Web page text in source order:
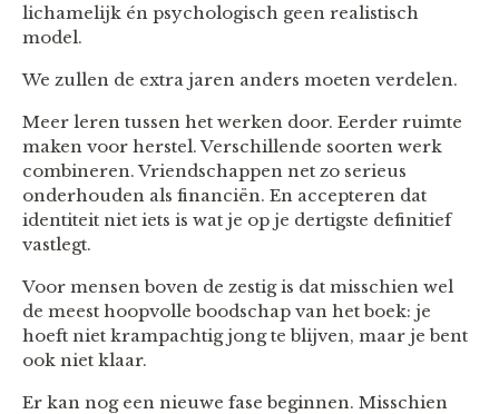
lichamelijk én psychologisch geen realistisch
model.
We zullen de extra jaren anders moeten verdelen.
Meer leren tussen het werken door. Eerder ruimte
maken voor herstel. Verschillende soorten werk
combineren. Vriendschappen net zo serieus
onderhouden als financiën. En accepteren dat
identiteit niet iets is wat je op je dertigste definitief
vastlegt.
Voor mensen boven de zestig is dat misschien wel
de meest hoopvolle boodschap van het boek: je
hoeft niet krampachtig jong te blijven, maar je bent
ook niet klaar.
Er kan nog een nieuwe fase beginnen. Misschien